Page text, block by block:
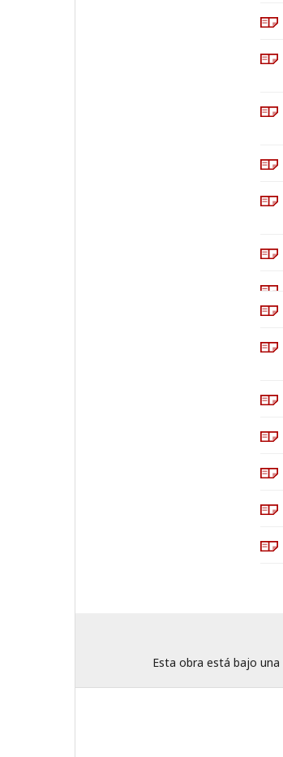
Esta obra está bajo una